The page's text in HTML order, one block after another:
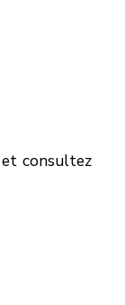
consultez